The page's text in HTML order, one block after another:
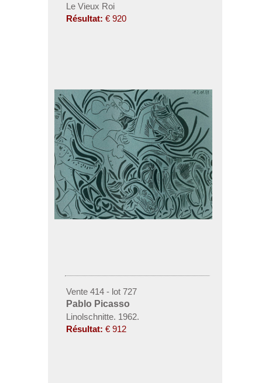
Le Vieux Roi
Résultat: € 920
Vente 414 - lot 727
Pablo Picasso
Linolschnitte. 1962.
Résultat: € 912